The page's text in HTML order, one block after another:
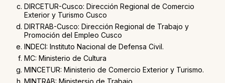
DIRCETUR-Cusco: Dirección Regional de Comercio
Exterior y Turismo Cusco
DIRTRAB-Cusco: Dirección Regional de Trabajo y
Promoción del Empleo Cusco
INDECI: Instituto Nacional de Defensa Civil.
MC: Ministerio de Cultura
MINCETUR: Ministerio de Comercio Exterior y Turismo.